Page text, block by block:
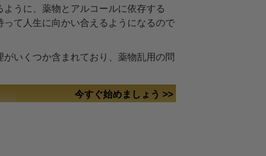
うに、薬物とアルコールに依存する
て人生に向かい合えるようになるので
いくつか含まれており、薬物乱用の問
今すぐ始めましょう >>